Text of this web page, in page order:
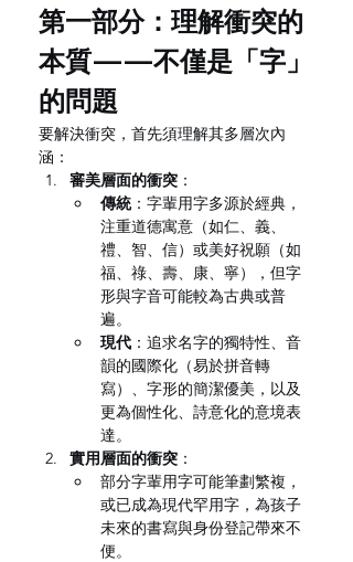
第一部分：理解衝突的
本質——不僅是「字」
的問題
要解決衝突，首先須理解其多層次內
涵：
審美層面的衝突 ：
傳統 ：字輩用字多源於經典，
注重道德寓意（如仁、義、
禮、智、信）或美好祝願（如
福、祿、壽、康、寧），但字
形與字音可能較為古典或普
遍。
現代 ：追求名字的獨特性、音
韻的國際化（易於拼音轉
寫）、字形的簡潔優美，以及
更為個性化、詩意化的意境表
達。
實用層面的衝突 ：
部分字輩用字可能筆劃繁複，
或已成為現代罕用字，為孩子
未來的書寫與身份登記帶來不
便。